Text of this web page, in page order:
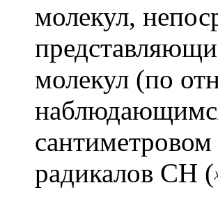
молекул,
молекул (по
радикалов CH (